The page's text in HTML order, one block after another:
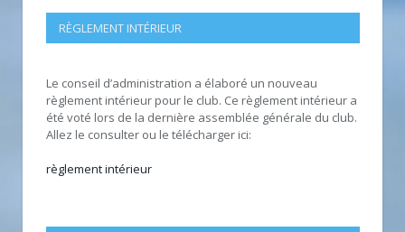
RÈGLEMENT INTÉRIEUR
Le conseil d’administration a élaboré un nouveau
règlement intérieur pour le club. Ce règlement intérieur a
été voté lors de la dernière assemblée générale du club.
Allez le consulter ou le télécharger ici:
règlement intérieur